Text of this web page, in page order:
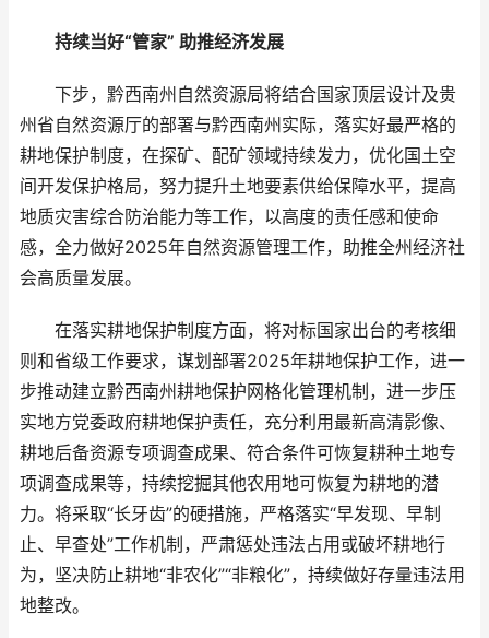
持续当好“管家” 助推经济发展
下步，黔西南州自然资源局将结合国家顶层设计及贵
州省自然资源厅的部署与黔西南州实际，落实好最严格的
耕地保护制度，在探矿、配矿领域持续发力，优化国土空
间开发保护格局，努力提升土地要素供给保障水平，提高
地质灾害综合防治能力等工作，以高度的责任感和使命
感，全力做好2025年自然资源管理工作，助推全州经济社
会高质量发展。
在落实耕地保护制度方面，将对标国家出台的考核细
则和省级工作要求，谋划部署2025年耕地保护工作，进一
步推动建立黔西南州耕地保护网格化管理机制，进一步压
实地方党委政府耕地保护责任，充分利用最新高清影像、
耕地后备资源专项调查成果、符合条件可恢复耕种土地专
项调查成果等，持续挖掘其他农用地可恢复为耕地的潜
力。将采取“长牙齿”的硬措施，严格落实“早发现、早制
止、早查处”工作机制，严肃惩处违法占用或破坏耕地行
为，坚决防止耕地“非农化”“非粮化”，持续做好存量违法用
地整改。